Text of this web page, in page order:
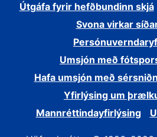
Útgáfa fyrir hefðbundinn skjá
Svona virkar
Umsjón með
Hafa umsjón með
Yfirlýsing um
Mannréttindayfirlýsing